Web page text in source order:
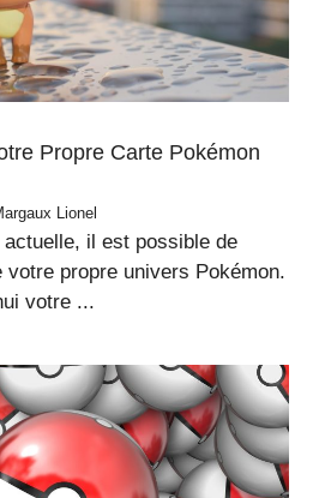
Propre Carte Pokémon
Lionel
il est possible de
propre univers Pokémon.
votre ...